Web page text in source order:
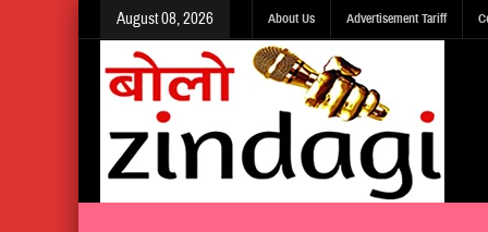
August 08, 2026 About Us Advertisement Tariff